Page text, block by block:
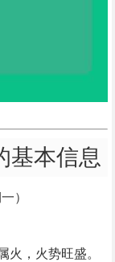
基本信息
）
火，火势旺盛。